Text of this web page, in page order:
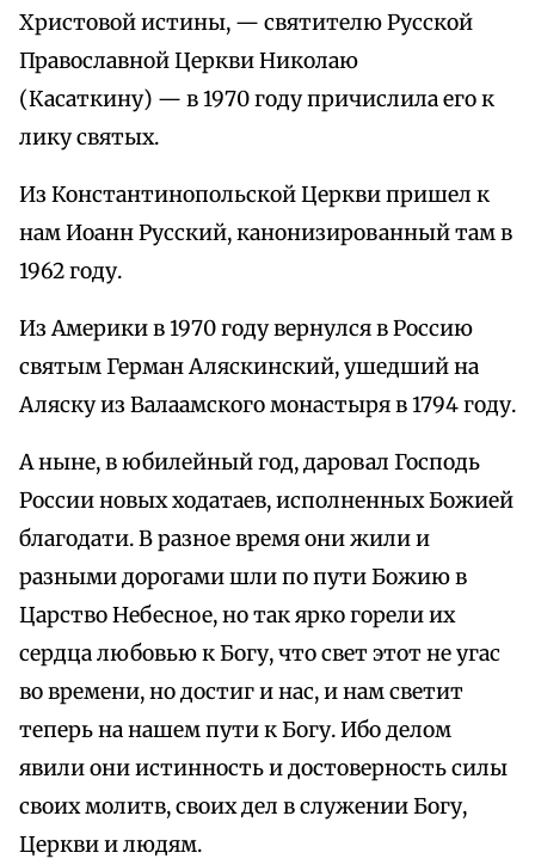
Христовой истины, — святителю Русской
Православной Церкви Николаю
(Касаткину) — в 1970 году причислила его к
лику святых.
Из Константинопольской Церкви пришел к
нам Иоанн Русский, канонизированный там в
1962 году.
Из Америки в 1970 году вернулся в Россию
святым Герман Аляскинский, ушедший на
Аляску из Валаамского монастыря в 1794 году.
А ныне, в юбилейный год, даровал Господь
России новых ходатаев, исполненных Божией
благодати. В разное время они жили и
разными дорогами шли по пути Божию в
Царство Небесное, но так ярко горели их
сердца любовью к Богу, что свет этот не угас
во времени, но достиг и нас, и нам светит
теперь на нашем пути к Богу. Ибо делом
явили они истинность и достоверность силы
своих молитв, своих дел в служении Богу,
Церкви и людям.